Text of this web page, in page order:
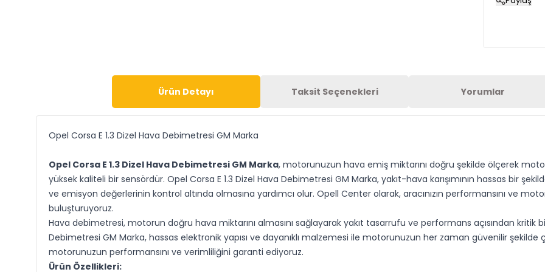
Ürün Detayı Taksit Seçenekleri Yorumlar
Opel Corsa E 1.3 Dizel Hava Debimetresi GM Marka
Opel Corsa E 1.3 Dizel Hava Debimetresi GM Marka, motorunuzun hava emiş miktarını doğru şekilde ölçerek
yüksek kaliteli bir sensördür. Opel Corsa E 1.3 Dizel Hava Debimetresi GM Marka, yakıt-hava karışımının hassas bir
ve emisyon değerlerinin kontrol altında olmasına yardımcı olur. Opell Center olarak, aracınızın performansını ve
buluşturuyoruz.
Hava debimetresi, motorun doğru hava miktarını almasını sağlayarak yakıt tasarrufu ve performans açısından kritik
Debimetresi GM Marka, hassas elektronik yapısı ve dayanıklı malzemesi ile motorunuzun her zaman güvenilir şekilde
motorunuzun performansını ve verimliliğini garanti ediyoruz.
Ürün Özellikleri: